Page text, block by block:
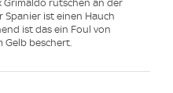
Grimaldo rutschen an der
Spanier ist einen Hauch
ist das ein Foul von
Gelb beschert.